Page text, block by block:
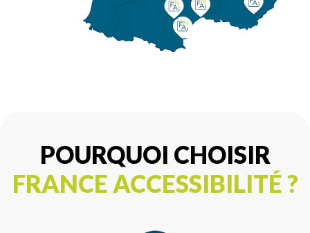
POURQUOI CHOISIR
FRANCE ACCESSIBILITÉ ?